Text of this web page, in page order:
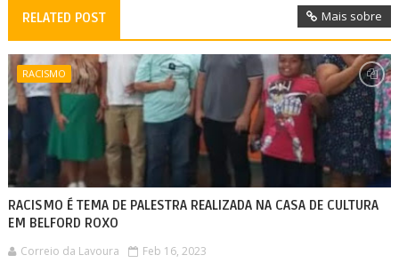
RELATED POST Mais sobre
RACISMO
RACISMO É TEMA DE PALESTRA REALIZADA NA CASA DE CULTURA
EM BELFORD ROXO
Correio da Lavoura Feb 16, 2023